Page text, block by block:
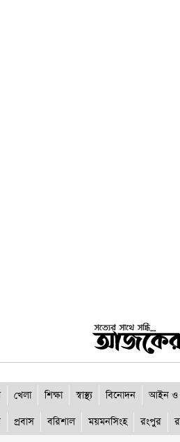
খেলা শিক্ষা স্বাস্থ্য বিনোদন আইন ও
প্রবাস বরিশাল ময়মনসিংহ রংপুর